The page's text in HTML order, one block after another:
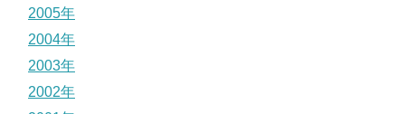
2005年
2004年
2003年
2002年